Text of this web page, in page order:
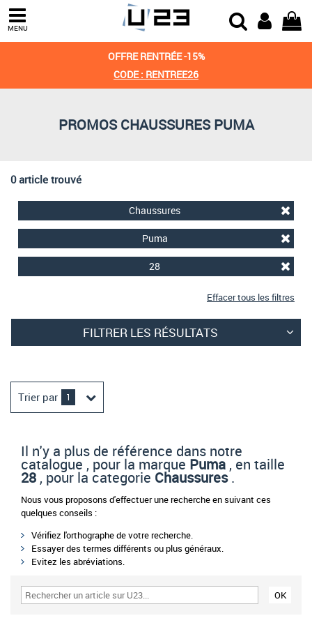
MENU
OFFRE RENTRÉE -15%
CODE : RENTREE26
PROMOS CHAUSSURES PUMA
0 article trouvé
Chaussures
Puma
28
Effacer tous les filtres
FILTRER LES RÉSULTATS
Trier par 1
Trier par
Derniers arrivages
Meilleures remises
Il n'y a plus de référence dans notre
catalogue , pour la marque Puma , en taille
28 , pour la categorie Chaussures.
Nous vous proposons d'effectuer une recherche en suivant ces
quelques conseils :
Vérifiez l'orthographe de votre recherche.
Essayer des termes différents ou plus généraux.
Evitez les abréviations.